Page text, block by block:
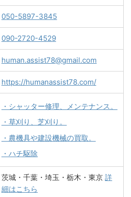
050-5897-3845
090-2720-4529
human.assist78@gmail.com
https://humanassist78.com/
・シャッター修理、メンテナンス。
・草刈り、芝刈り。
・農機具や建設機械の買取。
・ハチ駆除
茨城・千葉・埼玉・栃木・東京 詳
細はこちら